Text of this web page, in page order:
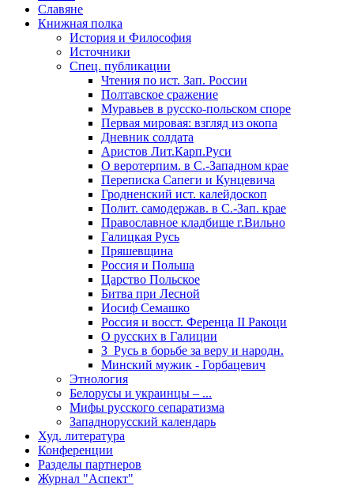
Славяне
Книжная полка
История и Философия
Источники
Спец. публикации
Чтения по ист. Зап. России
Полтавское сражение
Муравьев в русско-польском споре
Первая мировая: взгляд из окопа
Дневник солдата
Аристов Лит.Карп.Руси
О веротерпим. в С.-Западном крае
Переписка Сапеги и Кунцевича
Гродненский ист. калейдоскоп
Полит. самодержав. в С.-Зап. крае
Православное кладбище г.Вильно
Галицкая Русь
Пряшевщина
Россия и Польша
Царство Польское
Битва при Лесной
Иосиф Семашко
Россия и восст. Ференца II Ракоци
О русских в Галиции
З_Русь в борьбе за веру и народн.
Минский мужик - Горбацевич
Этнология
Белорусы и украинцы – ...
Мифы русского сепаратизма
Западнорусский календарь
Худ. литература
Конференции
Разделы партнеров
Журнал "Аспект"